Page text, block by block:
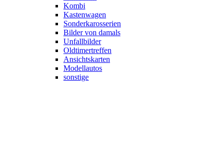
Kombi
Kastenwagen
Sonderkarosserien
Bilder von damals
Unfallbilder
Oldtimertreffen
Ansichtskarten
Modellautos
sonstige